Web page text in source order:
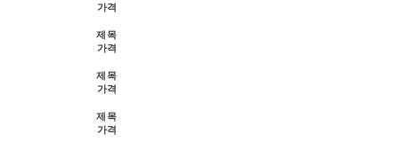
가격
제목
가격
제목
가격
제목
가격